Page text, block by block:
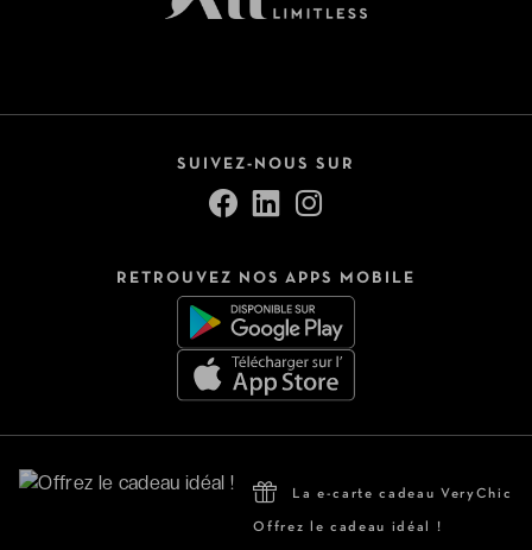
SUIVEZ-NOUS SUR
RETROUVEZ NOS APPS MOBILE
La e-carte cadeau VeryChic
Offrez le cadeau idéal !